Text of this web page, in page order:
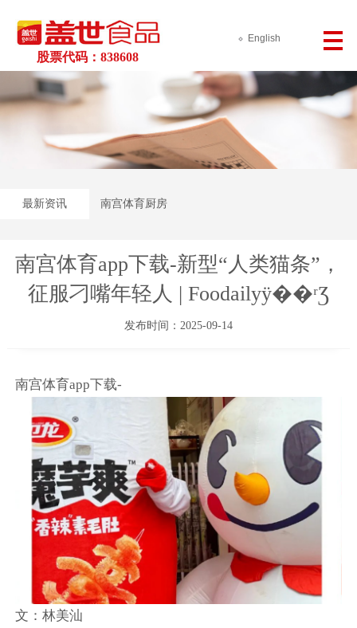
股票代码：838608
English
最新资讯 南宫体育厨房
南宫体育app下载-新型“人类猫条”，
征服刁嘴年轻人 | Foodailyÿ��ʳƷ
发布时间：2025-09-14
南宫体育app下载-
文：林美汕